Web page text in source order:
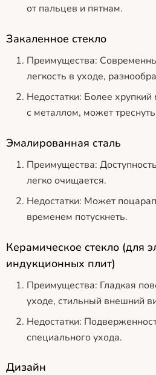
от пальцев и пятнам.
Закаленное стекло
Преимущества:
легкость в уходе,
Недостатки: Более
с металлом, может
Эмалированная сталь
Преимущества:
легко очищается.
Недостатки: Может
временем потускнеть.
Керамическое стекло (для
индукционных плит)
Преимущества: Гладкая
уходе, стильный внешний
Недостатки:
специального ухода.
Дизайн